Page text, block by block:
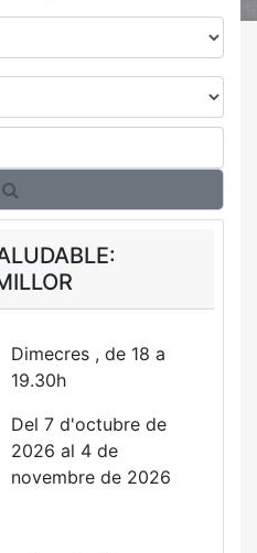
Dimecres , de 18 a
19.30h
Del 7 d'octubre de
2026 al 4 de
novembre de 2026